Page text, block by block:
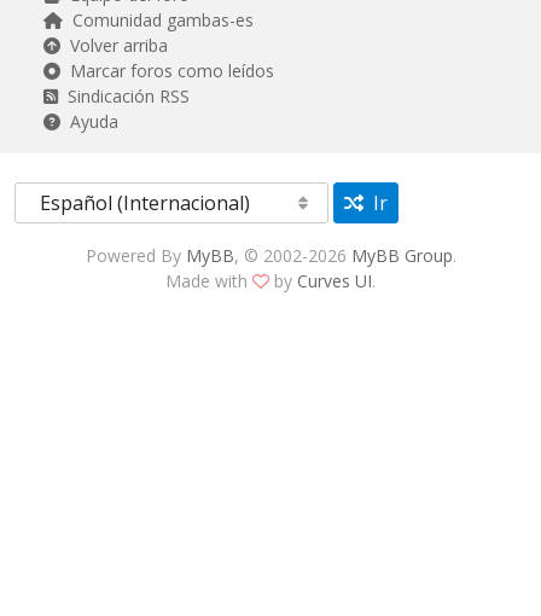
Comunidad gambas-es
Volver arriba
Marcar foros como leídos
Sindicación RSS
Ayuda
Ir
Powered By MyBB, © 2002-2026 MyBB Group.
Made with
by Curves UI.